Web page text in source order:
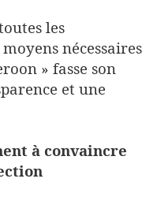
les
nécessaires
» fasse son
et une
à convaincre